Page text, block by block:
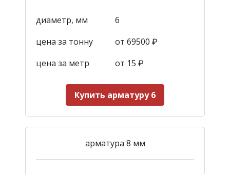
диаметр, мм
6
цена за тонну
от 69500 ₽
цена за метр
от 15 ₽
Купить арматуру 6
арматура 8 мм